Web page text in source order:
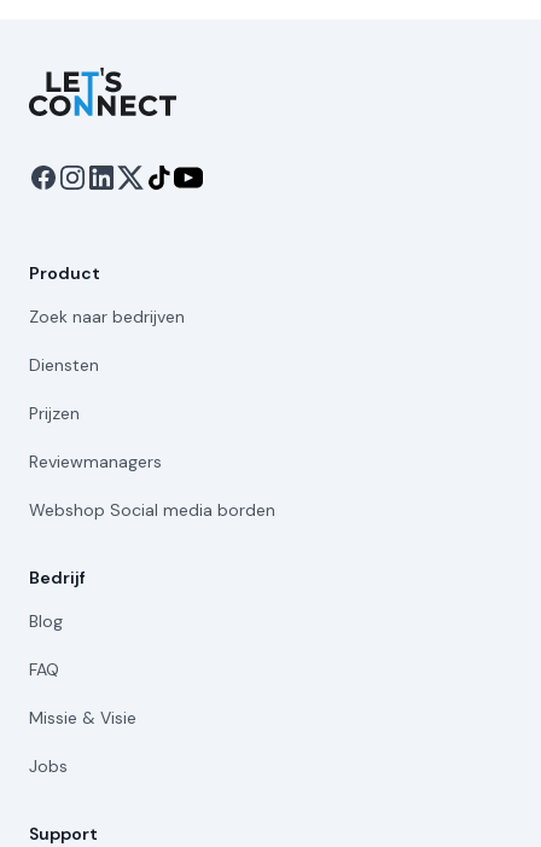
Let's Connect
Product
Zoek naar bedrijven
Diensten
Prijzen
Reviewmanagers
Webshop Social media borden
Bedrijf
Blog
FAQ
Missie & Visie
Jobs
Support